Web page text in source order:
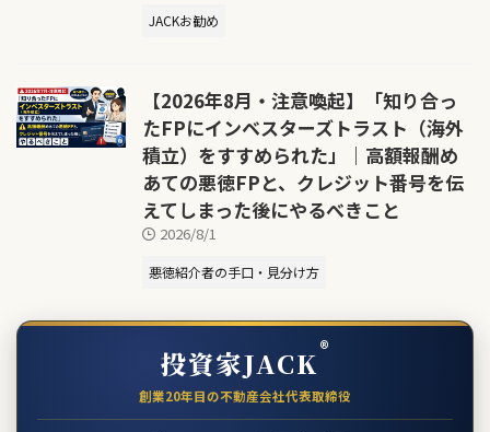
JACKお勧め
【2026年8月・注意喚起】「知り合っ
たFPにインベスターズトラスト（海外
積立）をすすめられた」｜高額報酬め
あての悪徳FPと、クレジット番号を伝
えてしまった後にやるべきこと
2026/8/1
悪徳紹介者の手口・見分け方
投資家JACK®
創業20年目の不動産会社代表取締役